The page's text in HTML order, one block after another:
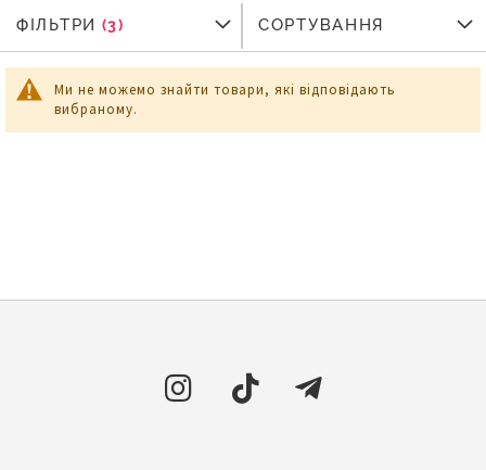
Ми не можемо знайти товари, які відповідають
вибраному.
ФІЛЬТРИ
ФІЛЬТРИ СОРТУВАННЯ